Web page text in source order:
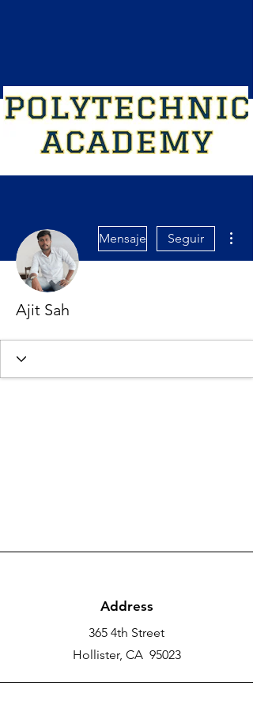
Mensaje Seguir
Ajit Sah
Address
365 4th Street
Hollister, CA 95023